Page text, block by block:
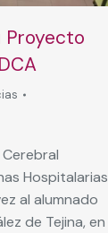
Proyecto
Hospitalarias
al alumnado
de Tejina, en